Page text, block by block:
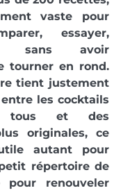
vaste pour
essayer,
sans avoir
tourner en rond.
tient justement
les cocktails
tous et des
originales, ce
autant pour
répertoire de
pour renouveler